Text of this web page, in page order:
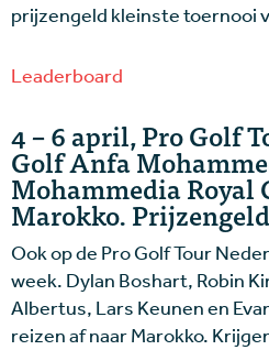
prijzengeld kleinste toernooi
Leaderboard
4 – 6 april, Pro Golf
Golf Anfa
Mohammedia Royal
Marokko.
Ook op de Pro Golf Tour
week. Dylan Boshart, Robin
Albertus, Lars Keunen en
reizen af naar Marokko.